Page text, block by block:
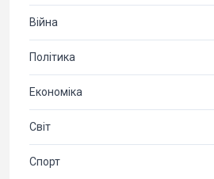
Війна
Політика
Економіка
Світ
Спорт